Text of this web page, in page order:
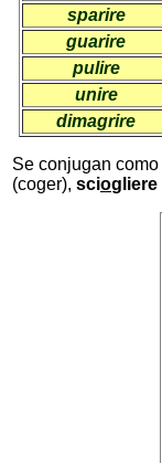
sparire
guarire
pulire
unire
dimagrire
Se conjugan como
(coger), sciogliere